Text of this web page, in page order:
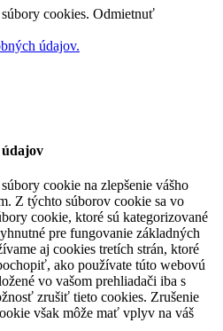
cookies. Odmietnuť
údajov.
cookie na zlepšenie vášho
Z týchto súborov cookie sa vo
cookie, ktoré sú kategorizované
pre fungovanie základných
aj cookies tretích strán, ktoré
ako používate túto webovú
vo vašom prehliadači iba s
zrušiť tieto cookies. Zrušenie
však môže mať vplyv na váš